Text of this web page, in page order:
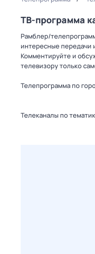
ТВ-программа
Рамблер/
интересные передачи
Комментируйте и
телевизору только
Телепрограмма по
Телеканалы по